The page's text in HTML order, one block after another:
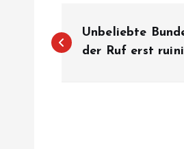
o
Unbeliebte
der Ruf erst